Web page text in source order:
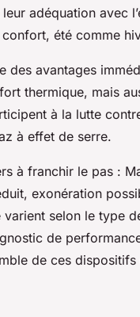
adéquation avec
été comme
des avantages
thermique, mais
à la lutte
à effet de serre.
à franchir le pas :
exonération
selon le type
de
de ces